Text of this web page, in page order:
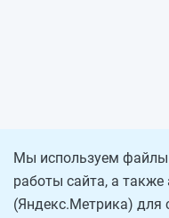
Мы используем
работы сайта, а также
(Яндекс.Метрика) для